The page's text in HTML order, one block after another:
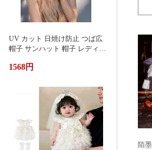
UV カット 日焼け防止 つば広
帽子 サンハット 帽子 レディー
好看防晒显脸小沙滩海边防紫
1568円
陌